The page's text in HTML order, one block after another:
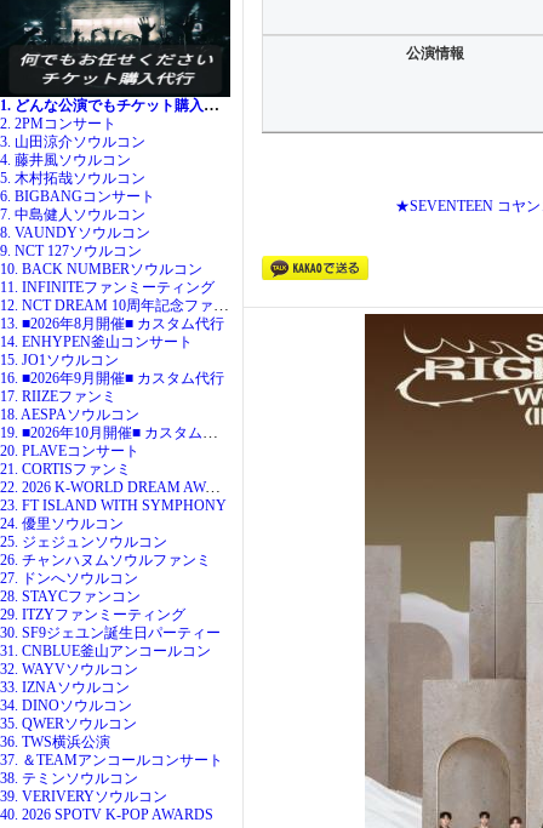
1. どんな公演でもチケット購入代行
2. 2PMコンサート
3. 山田涼介ソウルコン
4. 藤井風ソウルコン
5. 木村拓哉ソウルコン
6. BIGBANGコンサート
7. 中島健人ソウルコン
8. VAUNDYソウルコン
9. NCT 127ソウルコン
10. BACK NUMBERソウルコン
11. INFINITEファンミーティング
12. NCT DREAM 10周年記念ファンミ
13. ■2026年8月開催■ カスタム代行
14. ENHYPEN釜山コンサート
15. JO1ソウルコン
16. ■2026年9月開催■ カスタム代行
17. RIIZEファンミ
18. AESPAソウルコン
19. ■2026年10月開催■ カスタム代行
20. PLAVEコンサート
21. CORTISファンミ
22. 2026 K-WORLD DREAM AWARDS
23. FT ISLAND WITH SYMPHONY
24. 優里ソウルコン
25. ジェジュンソウルコン
26. チャンハヌムソウルファンミ
27. ドンへソウルコン
28. STAYCファンコン
29. ITZYファンミーティング
30. SF9ジェユン誕生日パーティー
31. CNBLUE釜山アンコールコン
32. WAYVソウルコン
33. IZNAソウルコン
34. DINOソウルコン
35. QWERソウルコン
36. TWS横浜公演
37. ＆TEAMアンコールコンサート
38. テミンソウルコン
39. VERIVERYソウルコン
40. 2026 SPOTV K-POP AWARDS
公演情報
★SEVENTEEN コヤ